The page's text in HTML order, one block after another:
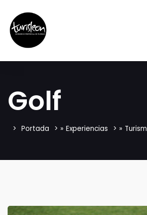
Golf
Portada » Experiencias »